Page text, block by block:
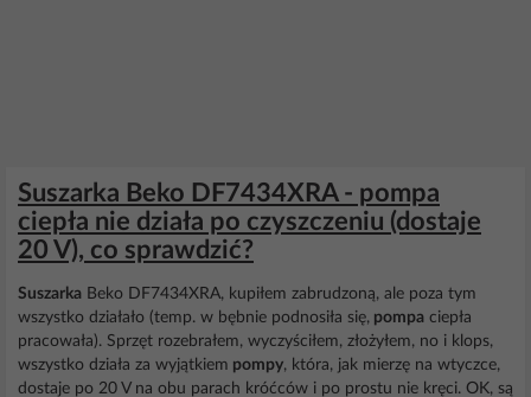
Suszarka Beko DF7434XRA - pompa
ciepła nie działa po czyszczeniu (dostaje
20 V), co sprawdzić?
Suszarka Beko DF7434XRA, kupiłem zabrudzoną, ale poza tym
wszystko działało (temp. w bębnie podnosiła się, pompa ciepła
pracowała). Sprzęt rozebrałem, wyczyściłem, złożyłem, no i klops,
wszystko działa za wyjątkiem pompy, która, jak mierzę na wtyczce,
dostaje po 20 V na obu parach króćców i po prostu nie kręci. OK, są